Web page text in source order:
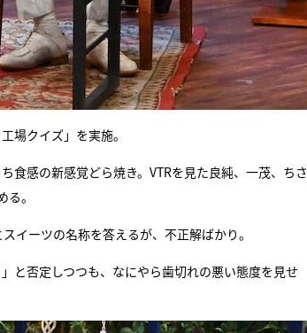
場クイズ」を実施。
食感の新感覚どら焼き。VTRを見た良純、一茂、ちさ
。
イーツの名称を答えるが、不正解ばかり。
と否定しつつも、なにやら歯切れの悪い態度を見せ